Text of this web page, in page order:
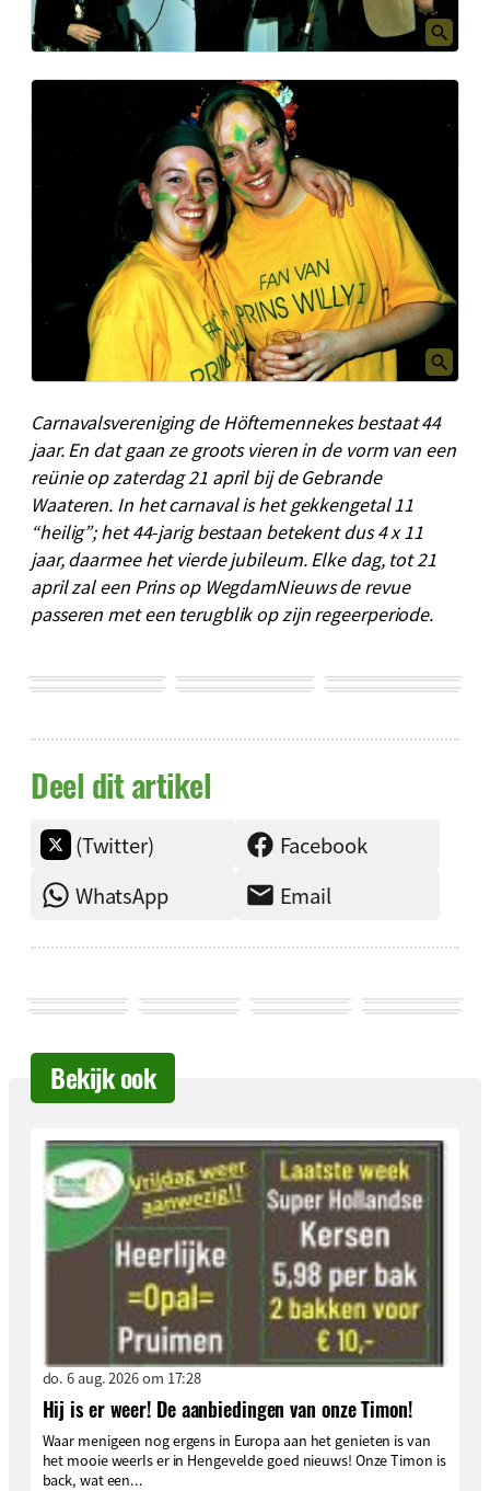
Carnavalsvereniging de Höftemennekes bestaat 44
jaar. En dat gaan ze groots vieren in de vorm van een
reünie op zaterdag 21 april bij de Gebrande
Waateren. In het carnaval is het gekkengetal 11
“heilig”; het 44-jarig bestaan betekent dus 4 x 11
jaar, daarmee het vierde jubileum. Elke dag, tot 21
april zal een Prins op WegdamNieuws de revue
passeren met een terugblik op zijn regeerperiode.
Deel dit artikel
(Twitter)
Facebook
WhatsApp
Email
Bekijk ook
do. 6 aug. 2026 om 17:28
Hij is er weer! De aanbiedingen van onze Timon!
Waar menigeen nog ergens in Europa aan het genieten is van
het mooie weerIs er in Hengevelde goed nieuws! Onze Timon is
back, wat een...